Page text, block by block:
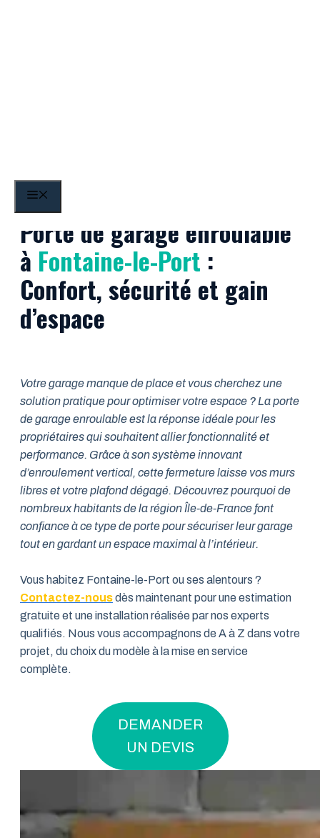
Porte de garage enroulable
à Fontaine-le-Port :
Confort, sécurité et gain
d’espace
Votre garage manque de place et vous cherchez une
solution pratique pour optimiser votre espace ? La porte
de garage enroulable est la réponse idéale pour les
propriétaires qui souhaitent allier fonctionnalité et
performance. Grâce à son système innovant
d’enroulement vertical, cette fermeture laisse vos murs
libres et votre plafond dégagé. Découvrez pourquoi de
nombreux habitants de la région Île-de-France font
confiance à ce type de porte pour sécuriser leur garage
tout en gardant un espace maximal à l’intérieur.
Vous habitez Fontaine-le-Port ou ses alentours ?
Contactez-nousdès maintenant pour une estimation
gratuite et une installation réalisée par nos experts
qualifiés. Nous vous accompagnons de A à Z dans votre
projet, du choix du modèle à la mise en service
complète.
DEMANDER
UN DEVIS